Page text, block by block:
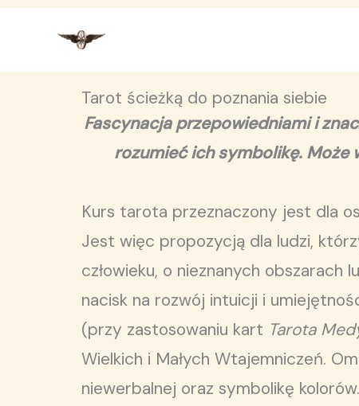
Tarot ścieżką do poznania siebie
Fascynacja przepowiedniami i
rozumieć ich symbolikę. Może
Kurs tarota przeznaczony jest dla
Jest więc propozycją dla ludzi,
człowieku, o nieznanych obszarach
nacisk na rozwój intuicji i
(przy zastosowaniu kart Tarota
Wielkich i Małych Wtajemniczeń.
niewerbalnej oraz symbolikę